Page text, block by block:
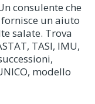
consulente che
un aiuto
salate. Trova
TASI, IMU,
modello